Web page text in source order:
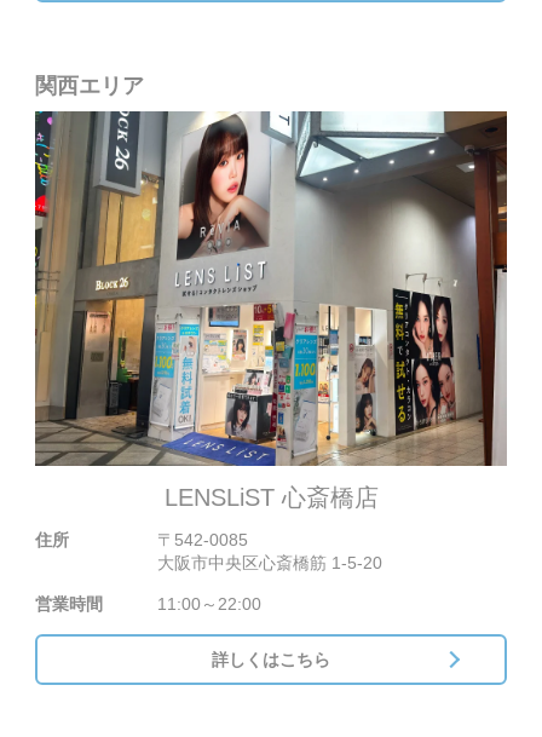
関西エリア
LENSLiST 心斎橋店
住所
〒542-0085
大阪市中央区心斎橋筋 1-5-20
営業時間 11:00～22:00
詳しくはこちら